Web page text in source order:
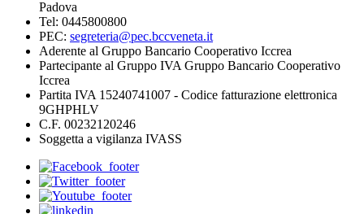
Padova
Tel: 0445800800
PEC: segreteria@pec.bccveneta.it
Aderente al Gruppo Bancario Cooperativo Iccrea
Partecipante al Gruppo IVA Gruppo Bancario Cooperativo
Iccrea
Partita IVA 15240741007 - Codice fatturazione elettronica
9GHPHLV
C.F. 00232120246
Soggetta a vigilanza IVASS